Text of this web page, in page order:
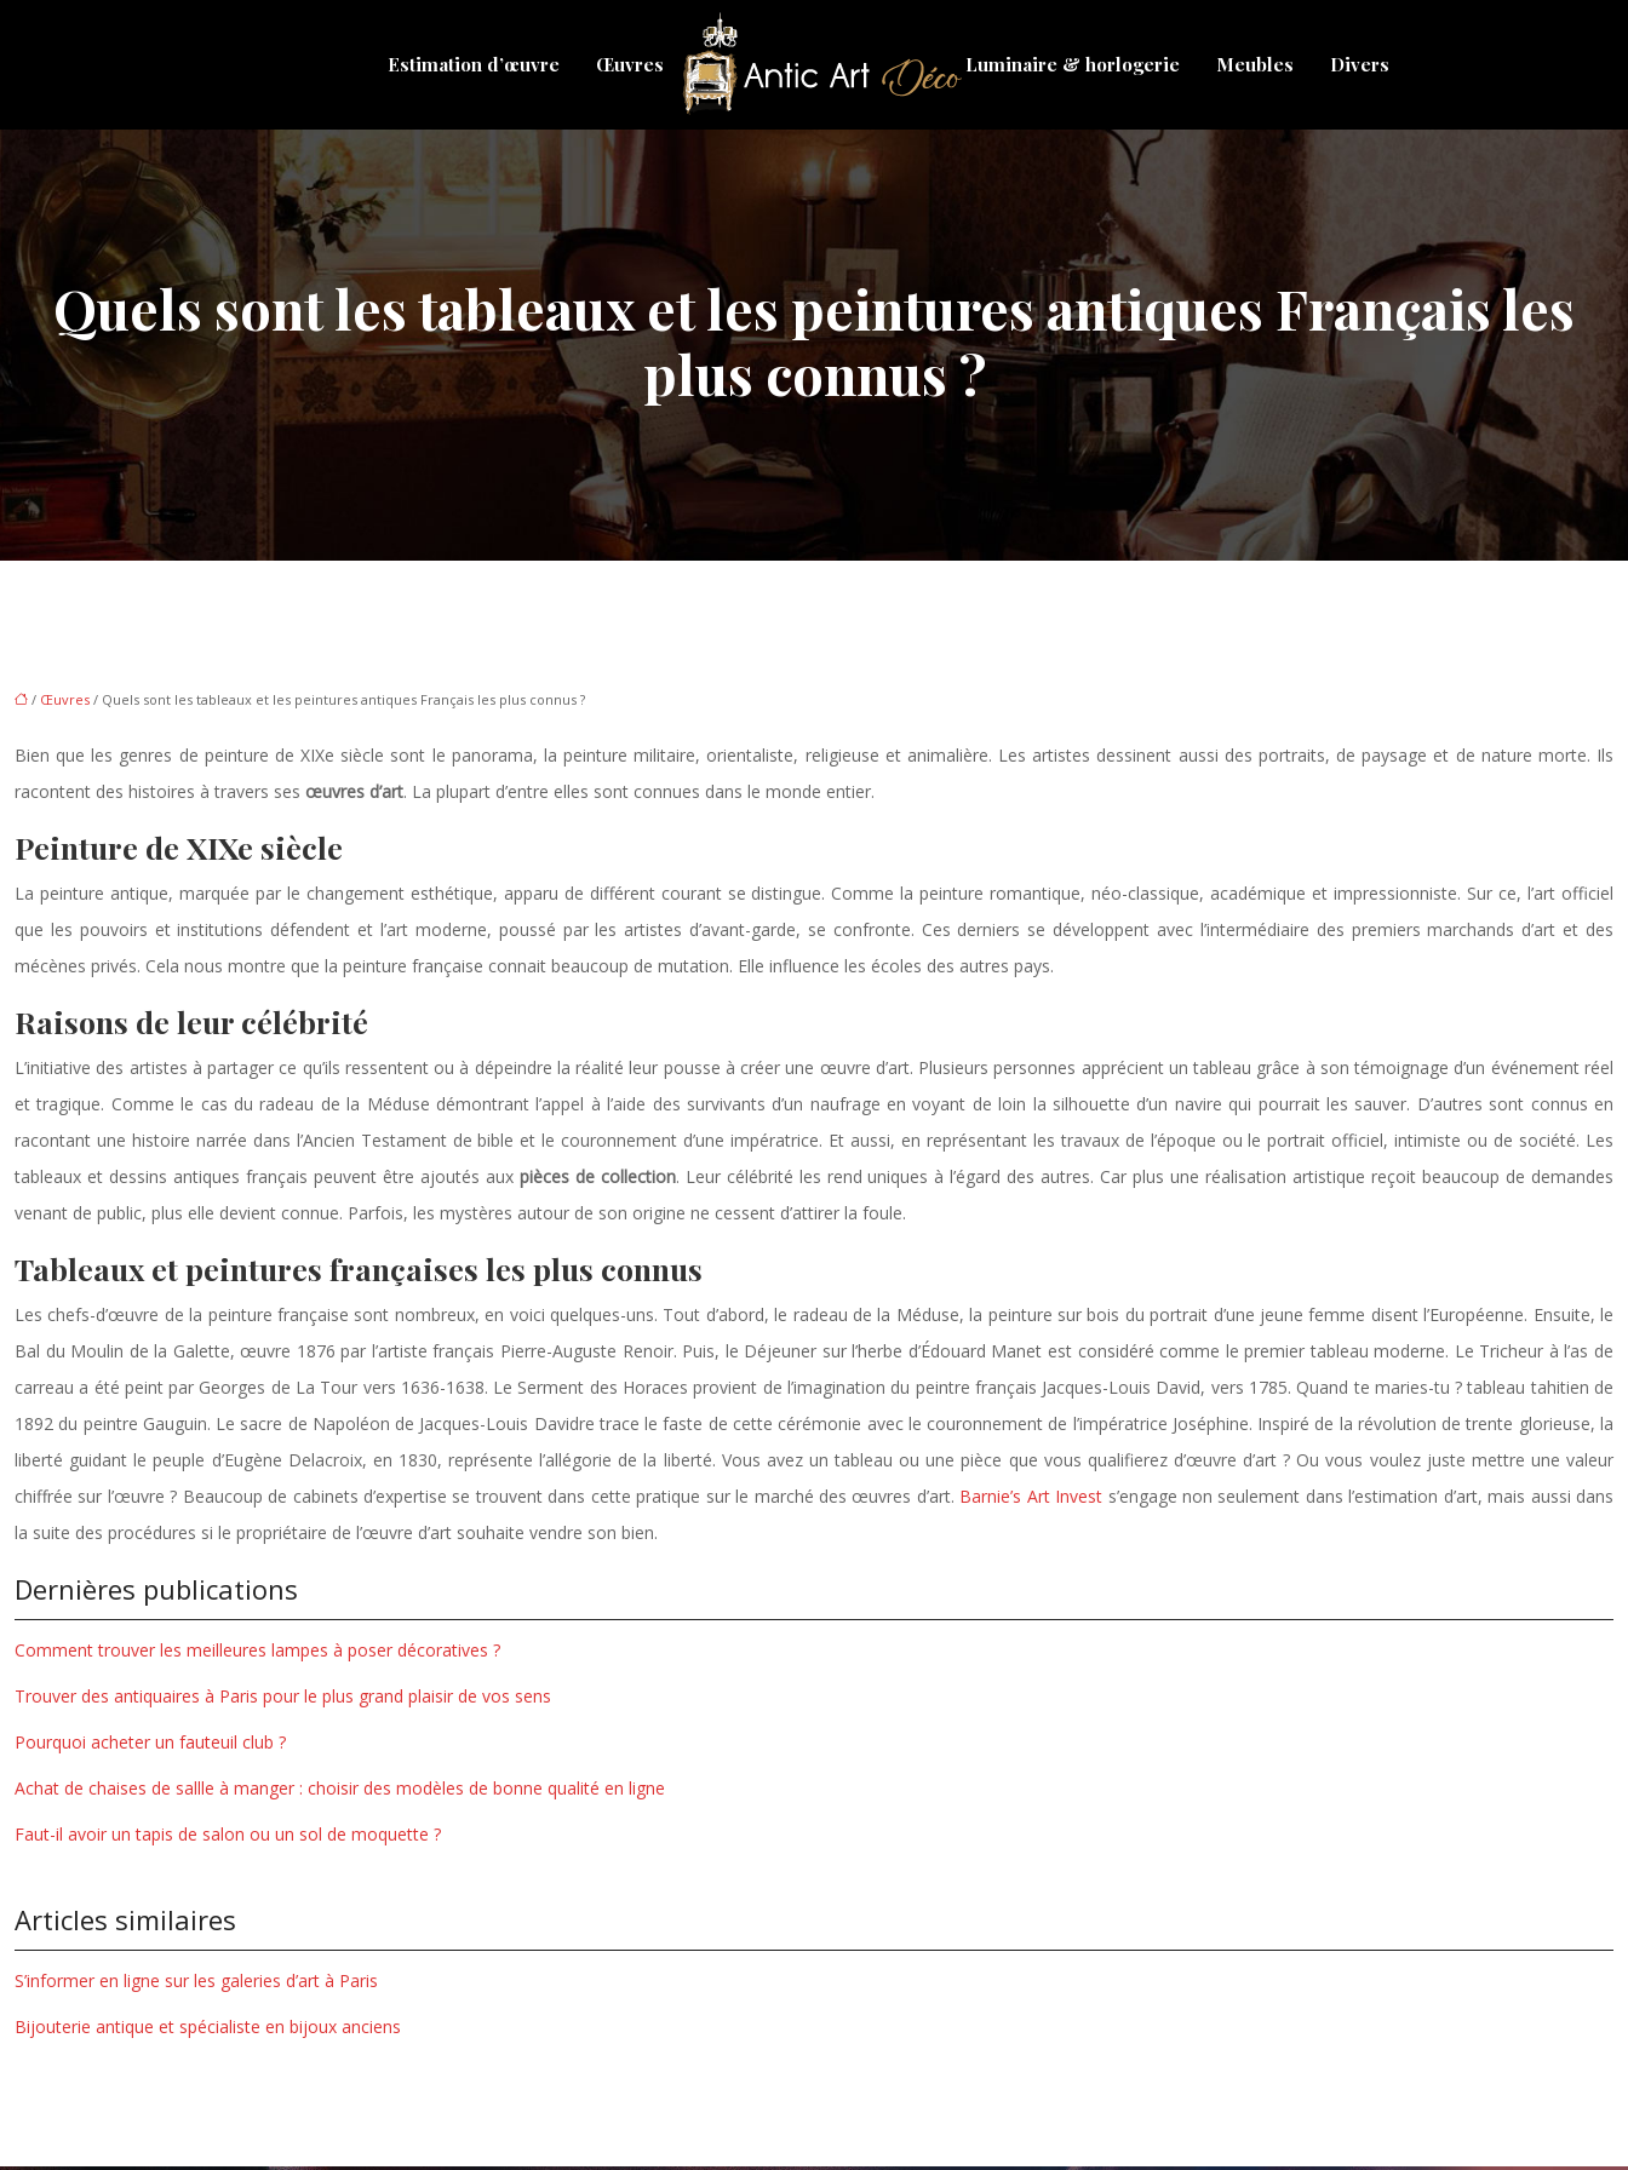
Œuvres
Estimation d’œuvre Luminaire & horlogerie Meubles Divers
Quels sont les tableaux et les peintures antiques Français les
plus connus ?
/ Œuvres / Quels sont les tableaux et les peintures antiques Français les plus connus ?
Bien que les genres de peinture de XIXe siècle sont le panorama, la peinture militaire, orientaliste, religieuse et animalière. Les artistes dessinent aussi des portraits, de paysage et de nature morte. Ils
racontent des histoires à travers ses œuvres d’art. La plupart d’entre elles sont connues dans le monde entier.
Peinture de XIXe siècle
La peinture antique, marquée par le changement esthétique, apparu de différent courant se distingue. Comme la peinture romantique, néo-classique, académique et impressionniste. Sur ce, l’art officiel
que les pouvoirs et institutions défendent et l’art moderne, poussé par les artistes d’avant-garde, se confronte. Ces derniers se développent avec l’intermédiaire des premiers marchands d’art et des
mécènes privés. Cela nous montre que la peinture française connait beaucoup de mutation. Elle influence les écoles des autres pays.
Raisons de leur célébrité
L’initiative des artistes à partager ce qu’ils ressentent ou à dépeindre la réalité leur pousse à créer une œuvre d’art. Plusieurs personnes apprécient un tableau grâce à son témoignage d’un événement réel
et tragique. Comme le cas du radeau de la Méduse démontrant l’appel à l’aide des survivants d’un naufrage en voyant de loin la silhouette d’un navire qui pourrait les sauver. D’autres sont connus en
racontant une histoire narrée dans l’Ancien Testament de bible et le couronnement d’une impératrice. Et aussi, en représentant les travaux de l’époque ou le portrait officiel, intimiste ou de société. Les
tableaux et dessins antiques français peuvent être ajoutés auxpièces de collection. Leur célébrité les rend uniques à l’égard des autres. Car plus une réalisation artistique reçoit beaucoup de demandes
venant de public, plus elle devient connue. Parfois, les mystères autour de son origine ne cessent d’attirer la foule.
Tableaux et peintures françaises les plus connus
Les chefs-d’œuvre de la peinture française sont nombreux, en voici quelques-uns. Tout d’abord, le radeau de la Méduse, la peinture sur bois du portrait d’une jeune femme disent l’Européenne. Ensuite, le
Bal du Moulin de la Galette, œuvre 1876 par l’artiste français Pierre-Auguste Renoir. Puis, le Déjeuner sur l’herbe d’Édouard Manet est considéré comme le premier tableau moderne. Le Tricheur à l’as de
carreau a été peint par Georges de La Tour vers 1636-1638. Le Serment des Horaces provient de l’imagination du peintre français Jacques-Louis David, vers 1785. Quand te maries-tu ? tableau tahitien de
1892 du peintre Gauguin. Le sacre de Napoléon de Jacques-Louis Davidre trace le faste de cette cérémonie avec le couronnement de l’impératrice Joséphine. Inspiré de la révolution de trente glorieuse, la
liberté guidant le peuple d’Eugène Delacroix, en 1830, représente l’allégorie de la liberté. Vous avez un tableau ou une pièce que vous qualifierez d’œuvre d’art ? Ou vous voulez juste mettre une valeur
chiffrée sur l’œuvre ? Beaucoup de cabinets d’expertise se trouvent dans cette pratique sur le marché des œuvres d’art. Barnie’s Art Invest s’engage non seulement dans l’estimation d’art, mais aussi dans
la suite des procédures si le propriétaire de l’œuvre d’art souhaite vendre son bien.
Dernières publications
Comment trouver les meilleures lampes à poser décoratives ?
Trouver des antiquaires à Paris pour le plus grand plaisir de vos sens
Pourquoi acheter un fauteuil club ?
Achat de chaises de sallle à manger : choisir des modèles de bonne qualité en ligne
Faut-il avoir un tapis de salon ou un sol de moquette ?
Articles similaires
S’informer en ligne sur les galeries d’art à Paris
Bijouterie antique et spécialiste en bijoux anciens